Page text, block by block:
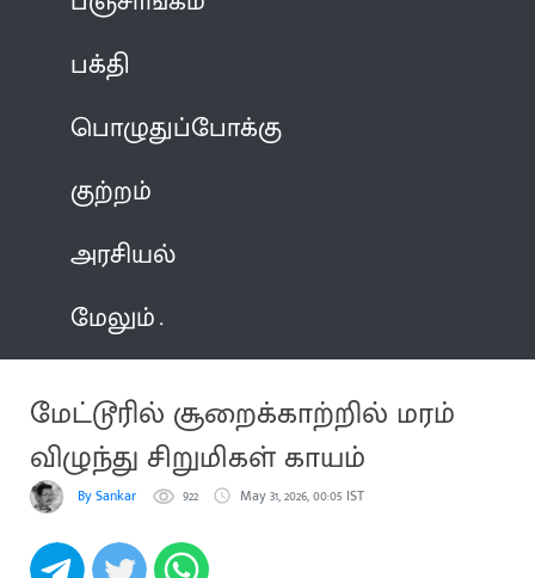
பக்தி
பொழுதுப்போக்கு
குற்றம்
அரசியல்
மேலும்
மேட்டூரில் சூறைக்காற்றில் மரம்
விழுந்து சிறுமிகள் காயம்
By Sankar 922 May 31, 2026, 00:05 IST